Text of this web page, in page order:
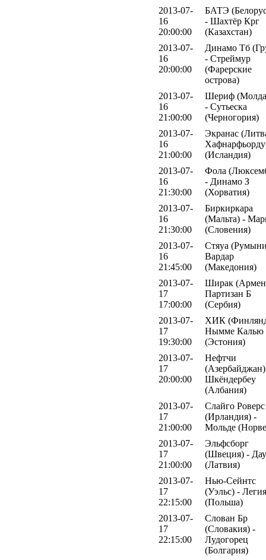
2013-07-
16
20:00:00
БАТЭ
- Шахтёр Крг
(Казахстан)
2013-07-
16
20:00:00
Динамо Тб
- Стреймур
(Фарерские
острова)
2013-07-
16
21:00:00
Шериф
- Сутьеска
(Черногория)
2013-07-
16
21:00:00
Экранас
(Исландия)
2013-07-
16
21:30:00
Фола
- Динамо З
(Хорватия)
2013-07-
16
21:30:00
Биркиркара
(Мальта) -
(Словения)
2013-07-
16
21:45:00
Стяуа
Вардар
(Македония)
2013-07-
17
17:00:00
Ширак
Партизан Б
(Сербия)
2013-07-
17
19:30:00
ХИК
Нымме Калью
(Эстония)
2013-07-
17
20:00:00
Нефтчи
Шкёндербеу
(Албания)
2013-07-
17
21:00:00
Слайго Роверс
(Ирландия) -
Мольде
2013-07-
17
21:00:00
Эльфсборг
(Швеция) -
(Латвия)
2013-07-
17
22:15:00
Нью-Сейнтс
(Уэльс) - Легия
(Польша)
2013-07-
17
22:15:00
Слован Бр
(Словакия) -
Лудогорец
(Болгария)